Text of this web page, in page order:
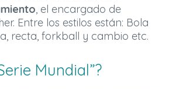
, el encargado de
Entre los estilos están: Bola
recta, forkball y cambio etc.
Mundial”?